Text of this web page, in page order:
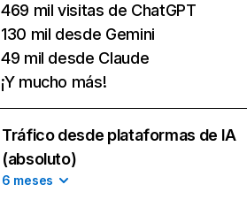
469 mil visitas de ChatGPT
130 mil desde Gemini
49 mil desde Claude
¡Y mucho más!
Tráfico desde plataformas de IA
(absoluto)
6 meses